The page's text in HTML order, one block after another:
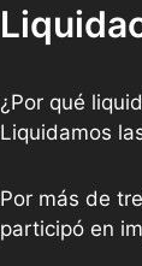
¿Por qué
Liquidamos
Por más de
participó en